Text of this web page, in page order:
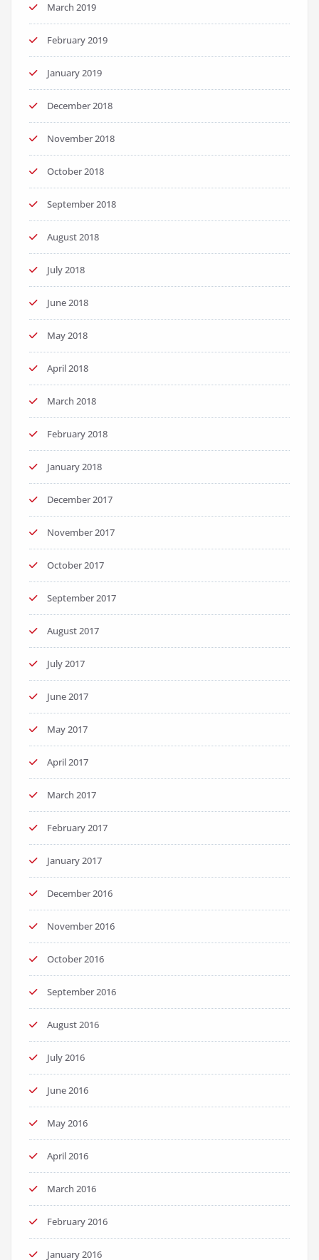
March 2019
February 2019
January 2019
December 2018
November 2018
October 2018
September 2018
August 2018
July 2018
June 2018
May 2018
April 2018
March 2018
February 2018
January 2018
December 2017
November 2017
October 2017
September 2017
August 2017
July 2017
June 2017
May 2017
April 2017
March 2017
February 2017
January 2017
December 2016
November 2016
October 2016
September 2016
August 2016
July 2016
June 2016
May 2016
April 2016
March 2016
February 2016
January 2016